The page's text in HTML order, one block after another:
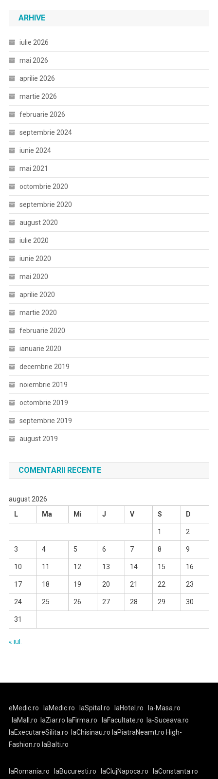
ARHIVE
iulie 2026
mai 2026
aprilie 2026
martie 2026
februarie 2026
septembrie 2024
iunie 2024
mai 2021
octombrie 2020
septembrie 2020
august 2020
iulie 2020
iunie 2020
mai 2020
aprilie 2020
martie 2020
februarie 2020
ianuarie 2020
decembrie 2019
noiembrie 2019
octombrie 2019
septembrie 2019
august 2019
COMENTARII RECENTE
august 2026
L
Ma Mi J V S D
1 2
3 4 5 6 7 8 9
10 11 12 13 14 15 16
17 18 19 20 21 22 23
24 25 26 27 28 29 30
31
« iul.
eMedic.ro laMedic.ro laSpital.ro laHotel.ro
la-Masa.ro
laMall.ro
laZiar.ro laFirma.ro laFacultate.ro
la-Suceava.ro
laExecutareSilita.ro
laChisinau.ro laPiatraNeamt.ro High-
Fashion.ro laBalti.ro
laRomania.ro laBucuresti.ro laClujNapoca.ro laConstanta.ro